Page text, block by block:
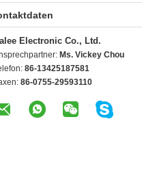
Electronic Co., Ltd.
Ms. Vickey Chou
86-13425187581
86-0755-29593110